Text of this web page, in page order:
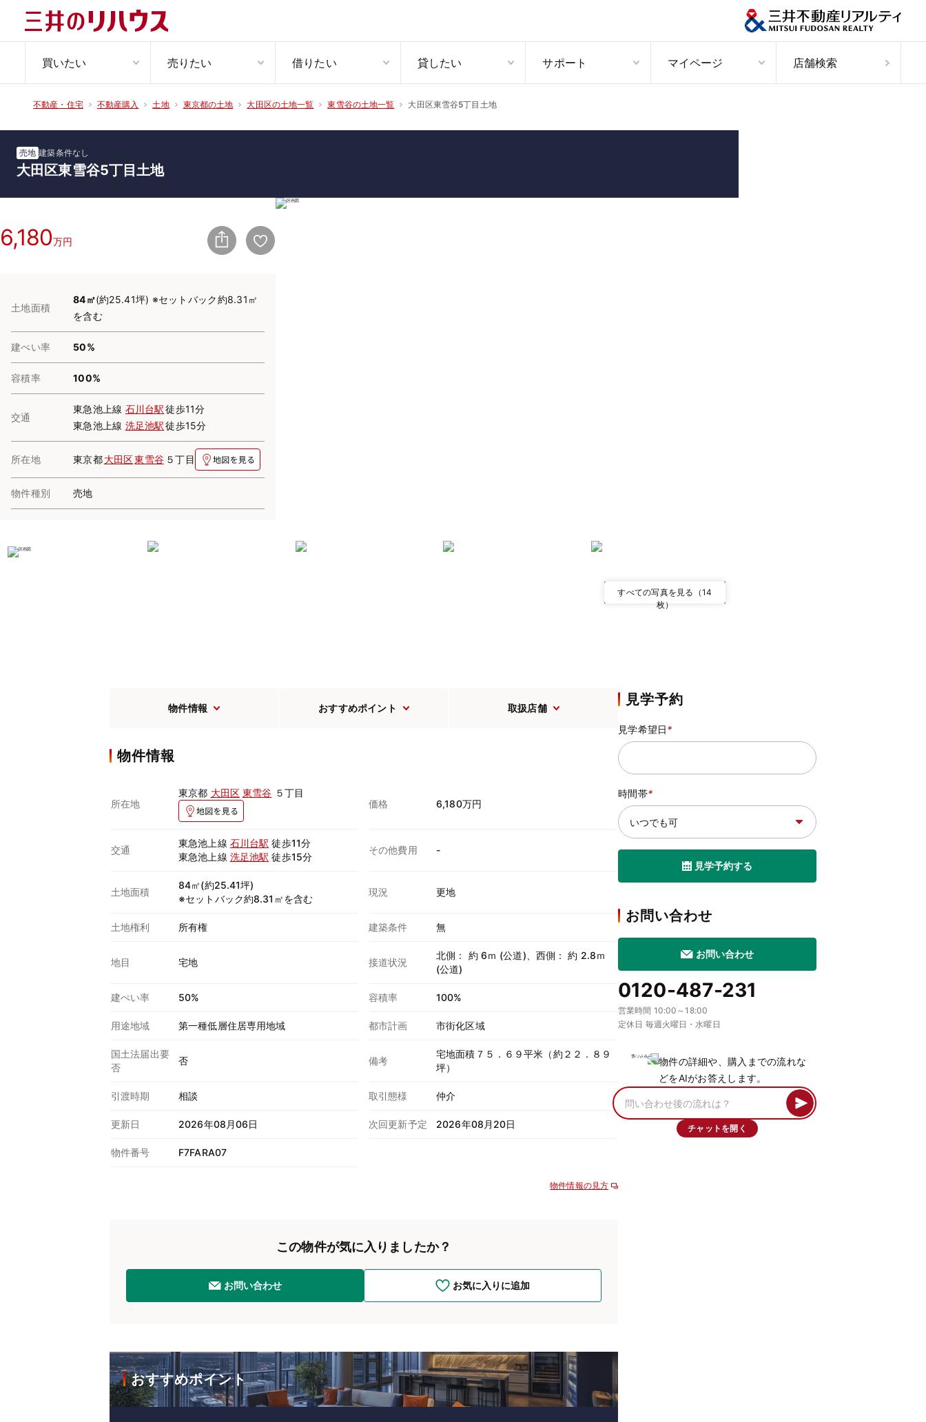
買いたい 売りたい 借りたい 貸したい サポート マイページ 店舗検索
不動産・住宅 不動産購入 土地 東京都の土地 大田区の土地一覧 東雪谷の土地一覧 大田区東雪谷5丁目土地
売地 建築条件なし
大田区東雪谷5丁目土地
6,180万円
土地面積
84㎡(約25.41坪) ※セットバック約8.31㎡
を含む
建ぺい率 50%
容積率 100%
交通
東急池上線 石川台駅徒歩11分
東急池上線 洗足池駅徒歩15分
所在地 東京都大田区東雪谷 ５丁目
物件種別 売地
すべての写真を見る（14
枚）
物件情報 おすすめポイント 取扱店舗
物件情報
所在地
東京都 大田区 東雪谷 ５丁目
価格
6,180万円
交通
東急池上線 石川台駅 徒歩11分
東急池上線 洗足池駅 徒歩15分
その他費用 -
土地面積
84㎡(約25.41坪)
※セットバック約8.31㎡を含む
現況 更地
土地権利 所有権 建築条件 無
地目 宅地 接道状況
北側： 約 6ｍ (公道)、西側： 約 2.8ｍ
(公道)
建ぺい率 50% 容積率 100%
用途地域 第一種低層住居専用地域 都市計画 市街化区域
国土法届出要
否
否 備考
宅地面積７５．６９平米（約２２．８９
坪）
引渡時期 相談 取引態様 仲介
更新日 2026年08月06日 次回更新予定 2026年08月20日
物件番号 F7FARA07
物件情報の見方
この物件が気に入りましたか？
お問い合わせ お気に入りに追加
おすすめポイント
見学予約
見学希望日*
時間帯*
見学予約する
お問い合わせ
お問い合わせ
0120-487-231
営業時間 10:00～18:00
定休日 毎週火曜日・水曜日
物件の詳細や、購入までの流れな
どをAIがお答えします。
チャットを開く